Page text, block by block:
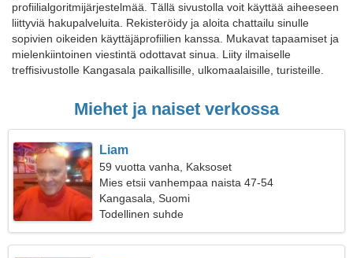
profiilialgoritmijärjestelmää. Tällä sivustolla voit käyttää aiheeseen
liittyviä hakupalveluita. Rekisteröidy ja aloita chattailu sinulle
sopivien oikeiden käyttäjäprofiilien kanssa. Mukavat tapaamiset ja
mielenkiintoinen viestintä odottavat sinua. Liity ilmaiselle
treffisivustolle Kangasala paikallisille, ulkomaalaisille, turisteille.
Miehet ja naiset verkossa
Liam
59 vuotta vanha, Kaksoset
Mies etsii vanhempaa naista 47-54
Kangasala, Suomi
Todellinen suhde